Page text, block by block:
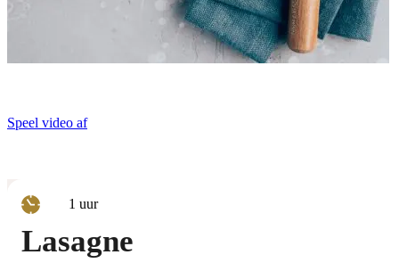
Speel video af
1 uur
uur
Lasagne